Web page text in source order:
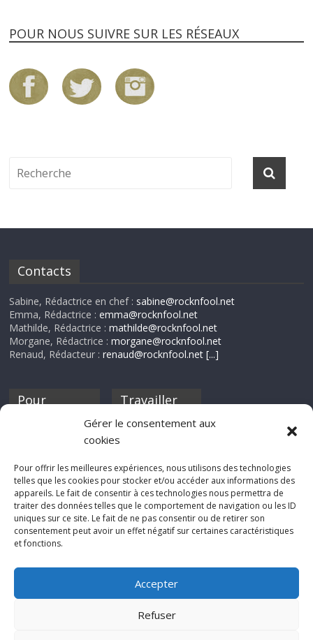
Gérer le consentement aux
cookies
Pour offrir les meilleures expériences, nous utilisons des technologies
telles que les cookies pour stocker et/ou accéder aux informations des
appareils. Le fait de consentir à ces technologies nous permettra de
traiter des données telles que le comportement de navigation ou les ID
uniques sur ce site. Le fait de ne pas consentir ou de retirer son
consentement peut avoir un effet négatif sur certaines caractéristiques
et fonctions.
Accepter
Refuser
POUR NOUS SUIVRE SUR LES RÉSEAUX
Contacts
Sabine, Rédactrice en chef : sabine@rocknfool.net
Emma, Rédactrice :emma@rocknfool.net
Mathilde, Rédactrice :mathilde@rocknfool.net
Morgane, Rédactrice :morgane@rocknfool.net
Renaud, Rédacteur :renaud@rocknfool.net [...]
Pour
discothèque
Travailler
Si tu souhaites
Rocknfool, n'hésite
pas à nous envoyer
tes chroniques de
concerts, de films,
séries ou des billets
d'humeur :
net